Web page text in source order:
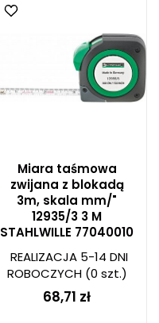
Miara taśmowa
zwijana z blokadą
3m, skala mm/"
12935/3 3 M
STAHLWILLE 77040010
REALIZACJA 5-14 DNI
ROBOCZYCH(0 szt.)
68,71 zł